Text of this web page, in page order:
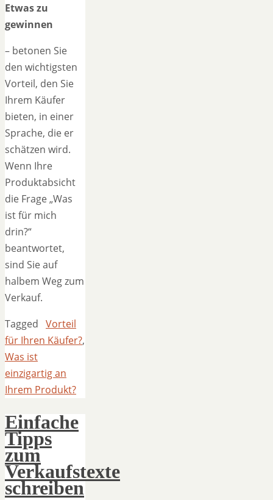
Etwas zu
gewinnen
– betonen Sie
den wichtigsten
Vorteil, den Sie
Ihrem Käufer
bieten, in einer
Sprache, die er
schätzen wird.
Wenn Ihre
Produktabsicht
die Frage „Was
ist für mich
drin?“
beantwortet,
sind Sie auf
halbem Weg zum
Verkauf.
Tagged Vorteil
für Ihren Käufer?,
Was ist
einzigartig an
Ihrem Produkt?
Einfache
Tipps
zum
Verkaufstexte
schreiben